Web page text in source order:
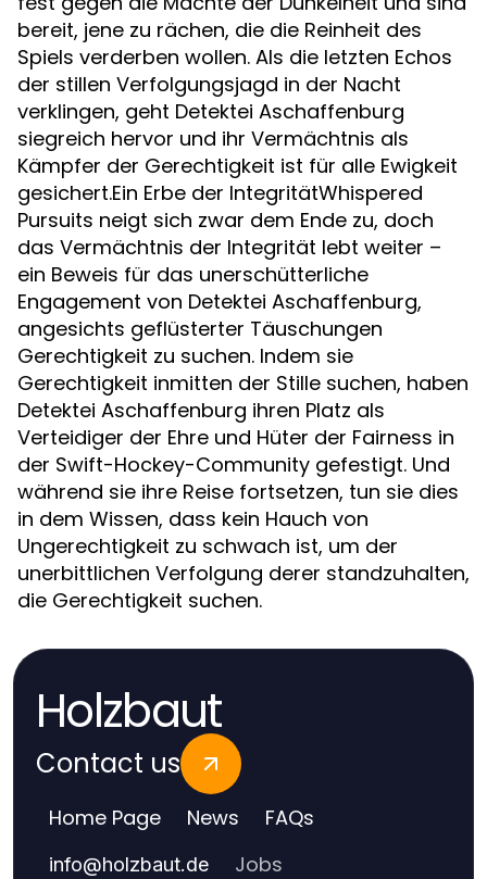
bereit, jene zu rächen, die die Reinheit des
Spiels verderben wollen. Als die letzten Echos
der stillen Verfolgungsjagd in der Nacht
verklingen, geht Detektei Aschaffenburg
siegreich hervor und ihr Vermächtnis als
Kämpfer der Gerechtigkeit ist für alle Ewigkeit
gesichert.Ein Erbe der IntegritätWhispered
Pursuits neigt sich zwar dem Ende zu, doch
das Vermächtnis der Integrität lebt weiter –
ein Beweis für das unerschütterliche
Engagement von Detektei Aschaffenburg,
angesichts geflüsterter Täuschungen
Gerechtigkeit zu suchen. Indem sie
Gerechtigkeit inmitten der Stille suchen, haben
Detektei Aschaffenburg ihren Platz als
Verteidiger der Ehre und Hüter der Fairness in
der Swift-Hockey-Community gefestigt. Und
während sie ihre Reise fortsetzen, tun sie dies
in dem Wissen, dass kein Hauch von
Ungerechtigkeit zu schwach ist, um der
unerbittlichen Verfolgung derer standzuhalten,
die Gerechtigkeit suchen.
Holzbaut
Contact us
Home Page News FAQs
info@holzbaut.de Jobs